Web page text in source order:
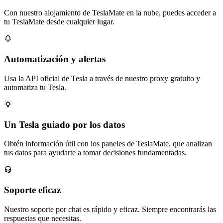
Con nuestro alojamiento de TeslaMate en la nube, puedes acceder a
tu TeslaMate desde cualquier lugar.
Automatización y alertas
Usa la API oficial de Tesla a través de nuestro proxy gratuito y
automatiza tu Tesla.
Un Tesla guiado por los datos
Obtén información útil con los paneles de TeslaMate, que analizan
tus datos para ayudarte a tomar decisiones fundamentadas.
Soporte eficaz
Nuestro soporte por chat es rápido y eficaz. Siempre encontrarás las
respuestas que necesitas.